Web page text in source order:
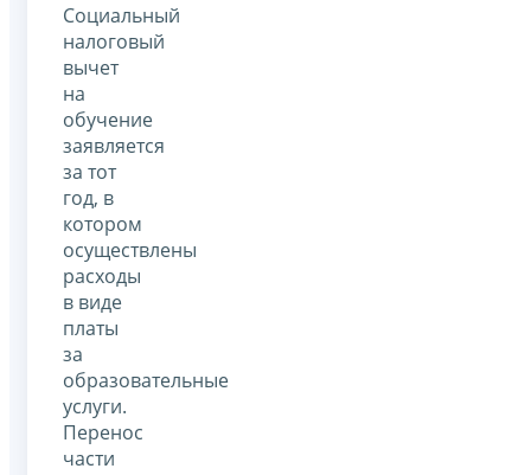
Социальный
налоговый
вычет
на
обучение
заявляется
за тот
год, в
котором
осуществлены
расходы
в виде
платы
за
образовательные
услуги.
Перенос
части